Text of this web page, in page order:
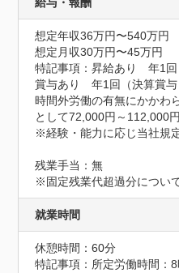
想定年収36万円〜540万円
想定月収30万円〜45万円
特記事項：昇給あり　年1回
賞与あり　年1回（決算賞与
時間外労働の有無にかかわ
として72,000円～112,000
※経験・能力に応じ当社規
残業手当：無
※固定残業代超過分につい
就業時間
休憩時間：60分
特記事項：所定労働時間：